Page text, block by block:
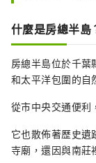
什麼是房總半島
房總半島位於千葉
和太平洋包圍的自
從市中央交通便利
它也散佈著歷史遺
寺廟，還因與南莊